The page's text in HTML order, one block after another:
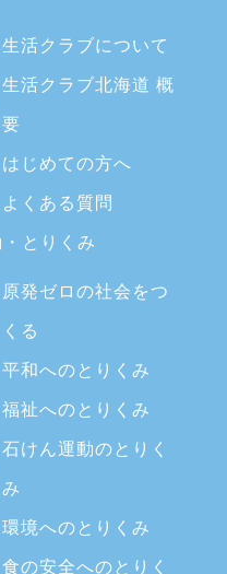
生活クラブについて
生活クラブ北海道 概
要
はじめての方へ
よくある質問
とりくみ
原発ゼロの社会をつ
くる
平和へのとりくみ
福祉へのとりくみ
石けん運動のとりく
み
環境へのとりくみ
食の安全へのとりく